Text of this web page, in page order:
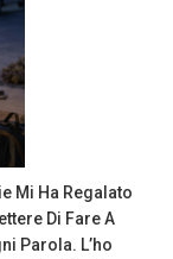
Mi Ha Regalato
Di Fare A
Parola. L’ho